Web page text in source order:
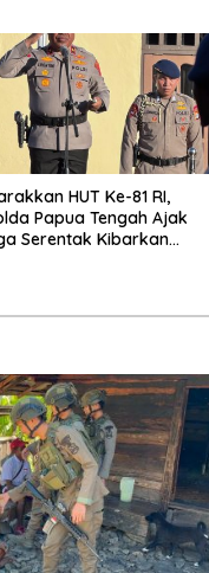
HUT Ke-81 RI,
Papua Tengah Ajak
Serentak Kibarkan